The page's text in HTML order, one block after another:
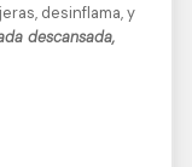
desinflama, y
descansada,